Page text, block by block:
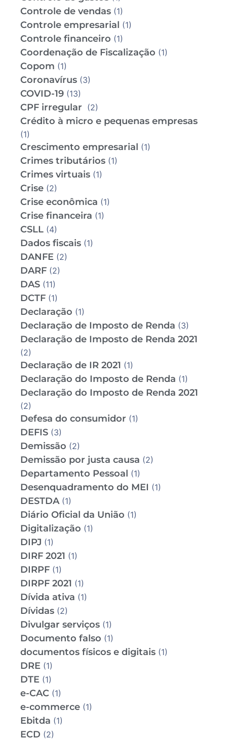
Controle de vendas (1)
Controle empresarial (1)
Controle financeiro (1)
Coordenação de Fiscalização (1)
Copom (1)
Coronavírus (3)
COVID-19 (13)
CPF irregular (2)
Crédito à micro e pequenas empresas
(1)
Crescimento empresarial (1)
Crimes tributários (1)
Crimes virtuais (1)
Crise (2)
Crise econômica (1)
Crise financeira (1)
CSLL (4)
Dados fiscais (1)
DANFE (2)
DARF (2)
DAS (11)
DCTF (1)
Declaração (1)
Declaração de Imposto de Renda (3)
Declaração de Imposto de Renda 2021
(2)
Declaração de IR 2021 (1)
Declaração do Imposto de Renda (1)
Declaração do Imposto de Renda 2021
(2)
Defesa do consumidor (1)
DEFIS (3)
Demissão (2)
Demissão por justa causa (2)
Departamento Pessoal (1)
Desenquadramento do MEI (1)
DESTDA(1)
Diário Oficial da União (1)
Digitalização (1)
DIPJ (1)
DIRF 2021 (1)
DIRPF (1)
DIRPF 2021 (1)
Dívida ativa (1)
Dívidas (2)
Divulgar serviços (1)
Documento falso (1)
documentos físicos e digitais (1)
DRE (1)
DTE (1)
e-CAC (1)
e-commerce (1)
Ebitda (1)
ECD (2)